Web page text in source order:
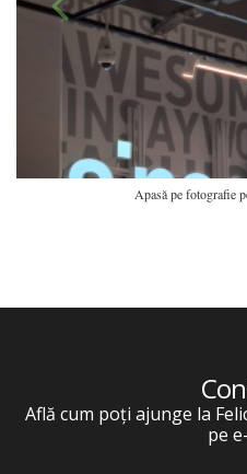
Apasă pe fotografie
Află cum poți ajunge la
pe